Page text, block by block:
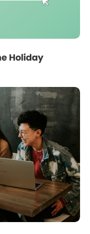
Holiday